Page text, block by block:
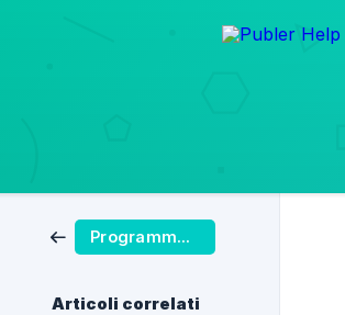
Programmazione delle Pubblicazioni
Articoli correlati